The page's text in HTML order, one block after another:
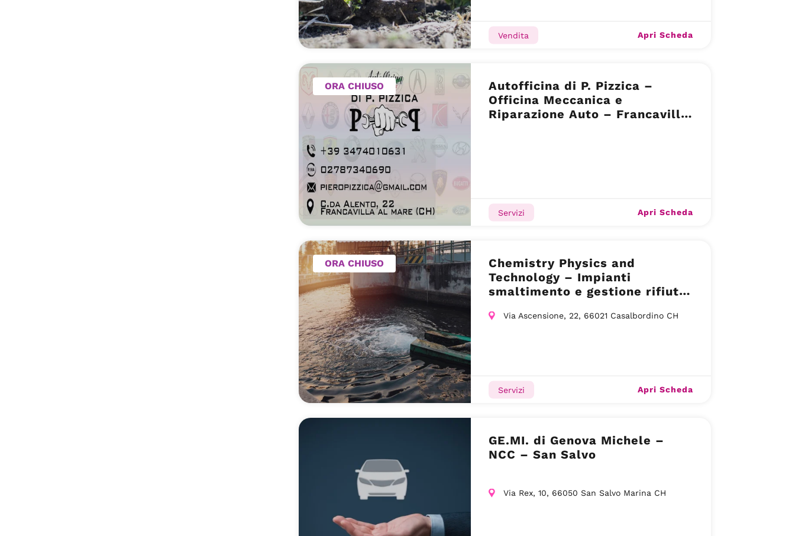
Vendita Apri Scheda
ORA CHIUSO
Autofficina di P. Pizzica –
Officina Meccanica e
Riparazione Auto – Francavilla
Servizi Apri Scheda
ORA CHIUSO
Chemistry Physics and
Technology – Impianti
smaltimento e gestione rifiuti
– Chieti
Via Ascensione, 22, 66021 Casalbordino CH
Servizi Apri Scheda
GE.MI. di Genova Michele –
NCC – San Salvo
Via Rex, 10, 66050 San Salvo Marina CH